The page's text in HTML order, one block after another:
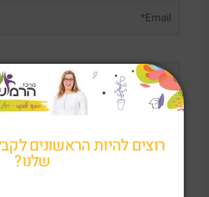
אתר
שאגיב.
רוצים להיות הראשונים
שלנו?